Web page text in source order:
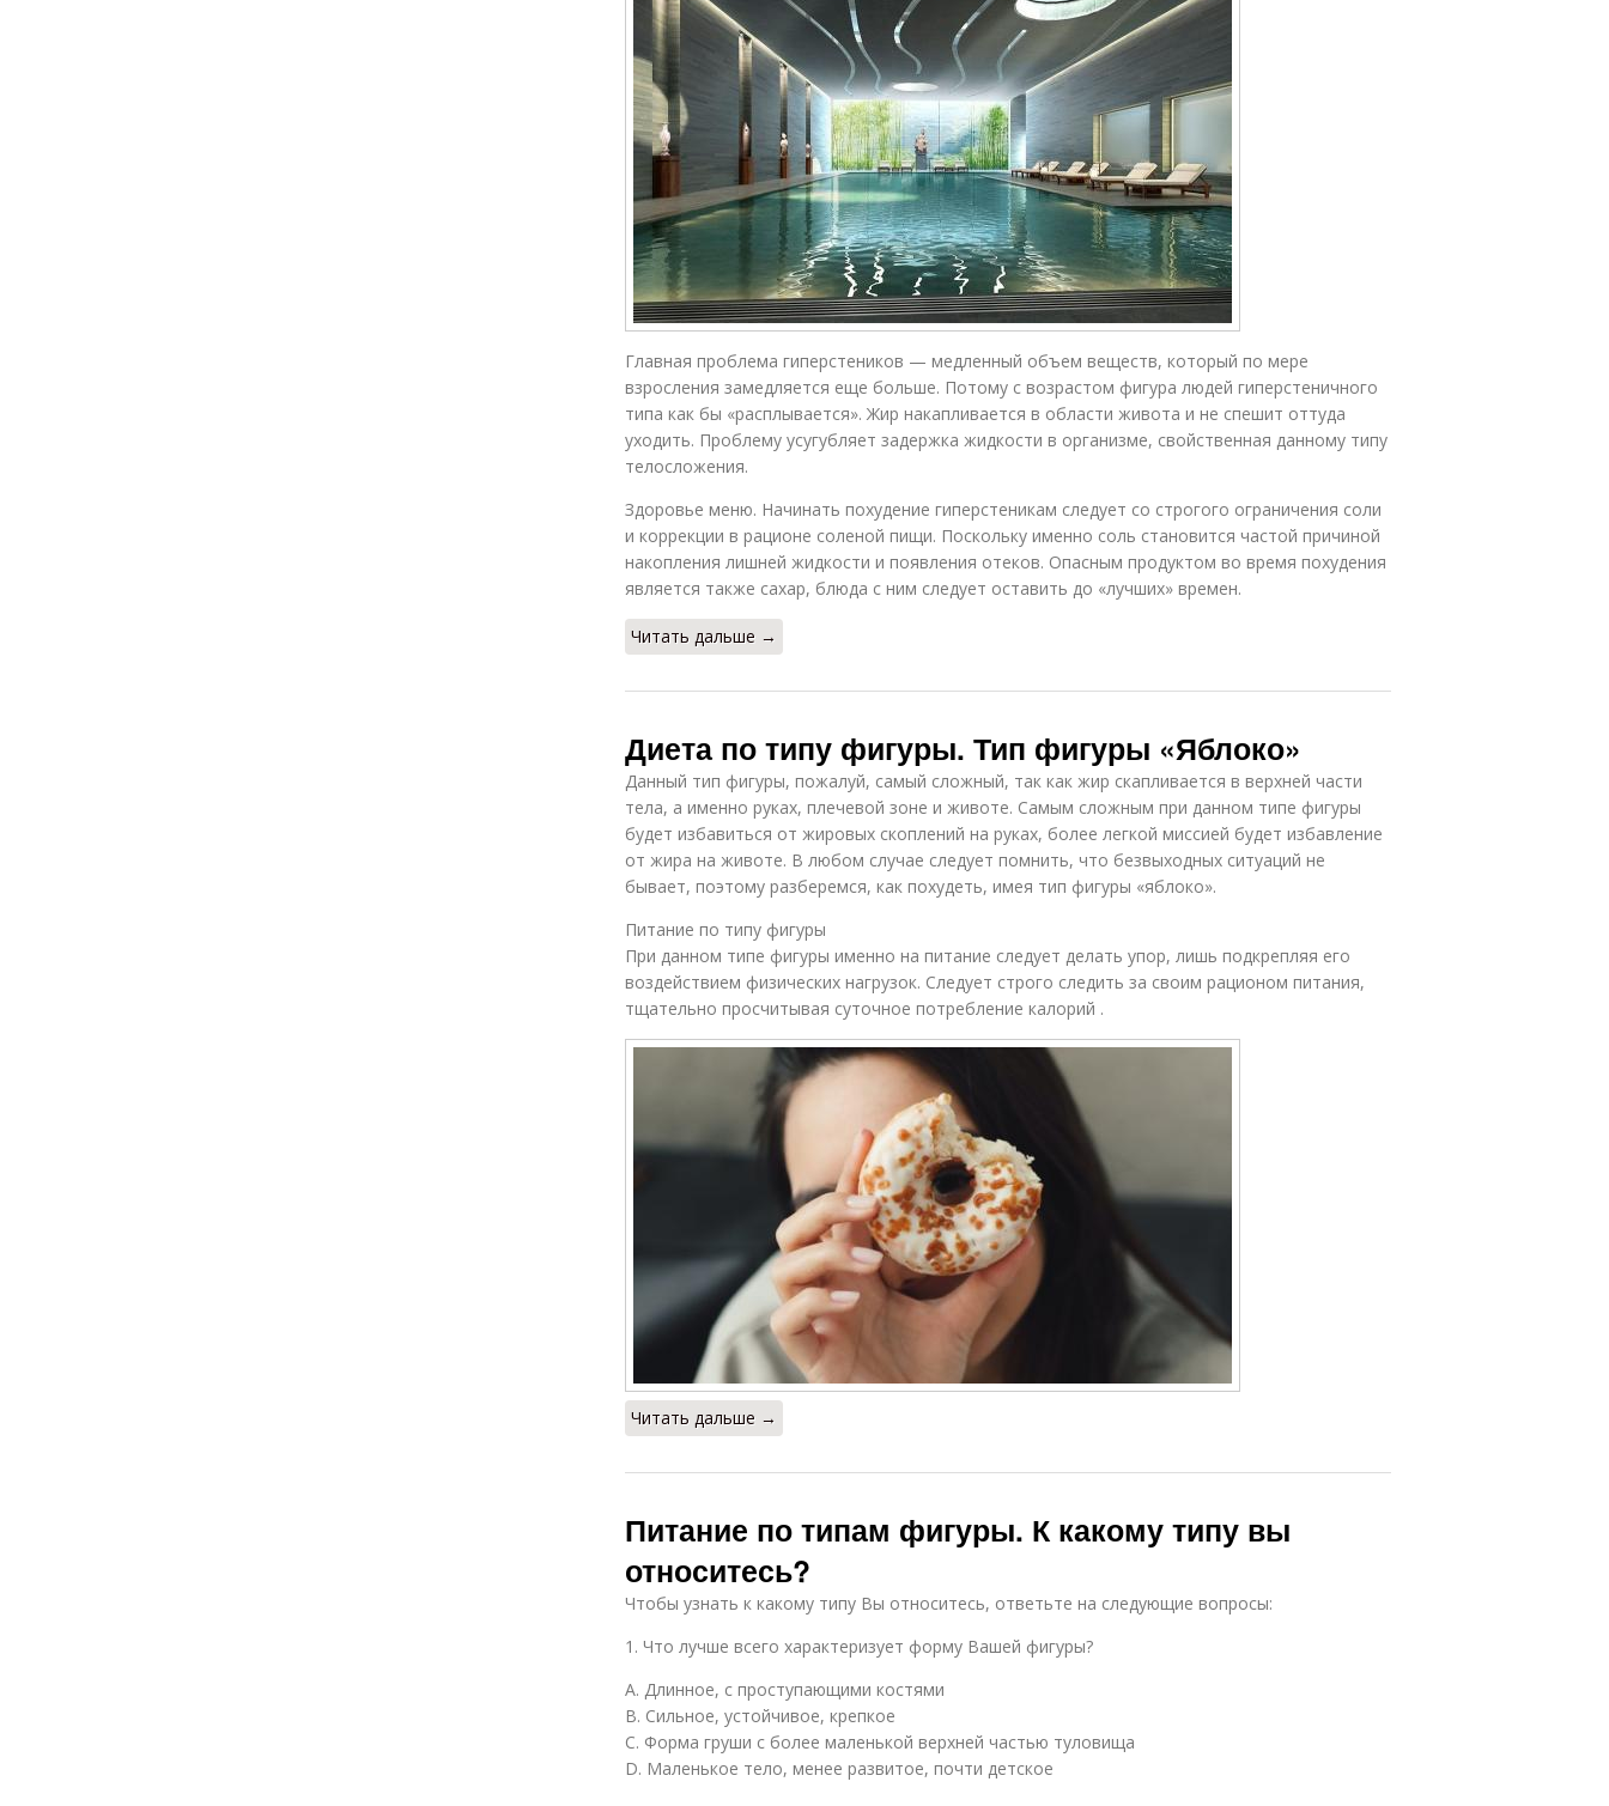
Главная проблема гиперстеников — медленный объем веществ, который по мере
взросления замедляется еще больше. Потому с возрастом фигура людей гиперстеничного
типа как бы «расплывается». Жир накапливается в области живота и не спешит оттуда
уходить. Проблему усугубляет задержка жидкости в организме, свойственная данному типу
телосложения.
Здоровье меню. Начинать похудение гиперстеникам следует со строгого ограничения соли
и коррекции в рационе соленой пищи. Поскольку именно соль становится частой причиной
накопления лишней жидкости и появления отеков. Опасным продуктом во время похудения
является также сахар, блюда с ним следует оставить до «лучших» времен.
Читать дальше →
Диета по типу фигуры. Тип фигуры «Яблоко»
Данный тип фигуры, пожалуй, самый сложный, так как жир скапливается в верхней части
тела, а именно руках, плечевой зоне и животе. Самым сложным при данном типе фигуры
будет избавиться от жировых скоплений на руках, более легкой миссией будет избавление
от жира на животе. В любом случае следует помнить, что безвыходных ситуаций не
бывает, поэтому разберемся, как похудеть, имея тип фигуры «яблоко».
Питание по типу фигуры
При данном типе фигуры именно на питание следует делать упор, лишь подкрепляя его
воздействием физических нагрузок. Следует строго следить за своим рационом питания,
тщательно просчитывая суточное потребление калорий .
Читать дальше →
Питание по типам фигуры. К какому типу вы
относитесь?
Чтобы узнать к какому типу Вы относитесь, ответьте на следующие вопросы:
1. Что лучше всего характеризует форму Вашей фигуры?
А. Длинное, с проступающими костями
В. Сильное, устойчивое, крепкое
С. Форма груши с более маленькой верхней частью туловища
D. Маленькое тело, менее развитое, почти детское